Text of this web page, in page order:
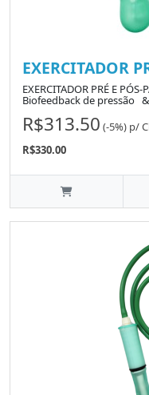
EXERCITADOR
EXERCITADOR PRÉ E
Biofeedback de pressão
R$313.50 (-5%) p/
R$330.00